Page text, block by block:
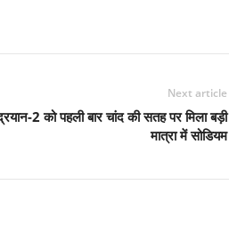
Next article
2 को पहली बार चांद की सतह पर मिला बड़ी
मात्रा में सोडियम